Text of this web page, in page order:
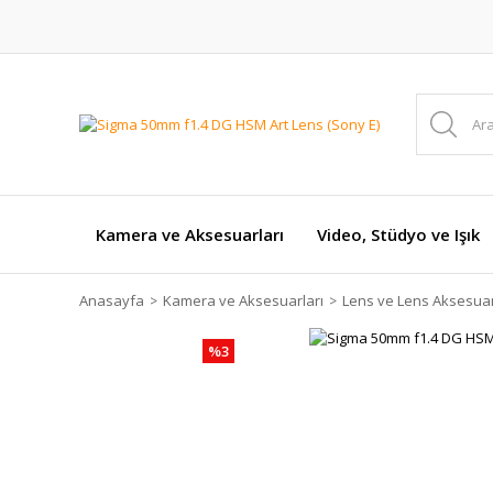
Kamera ve Aksesuarları Video, Stüdyo ve Işık
Anasayfa Kamera ve Aksesuarları Lens ve Lens
%3